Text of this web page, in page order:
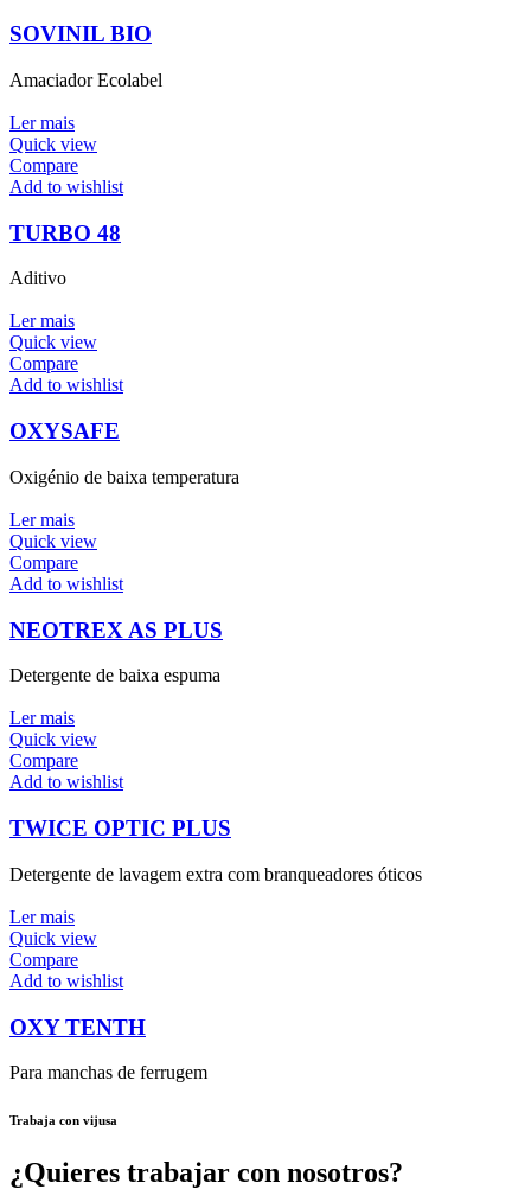
SOVINIL BIO
Amaciador Ecolabel
Ler mais
Quick view
Compare
Add to wishlist
TURBO 48
Aditivo
Ler mais
Quick view
Compare
Add to wishlist
OXYSAFE
Oxigénio de baixa temperatura
Ler mais
Quick view
Compare
Add to wishlist
NEOTREX AS PLUS
Detergente de baixa espuma
Ler mais
Quick view
Compare
Add to wishlist
TWICE OPTIC PLUS
Detergente de lavagem extra com branqueadores óticos
Ler mais
Quick view
Compare
Add to wishlist
OXY TENTH
Para manchas de ferrugem
Trabaja con vijusa
¿Quieres trabajar con nosotros?